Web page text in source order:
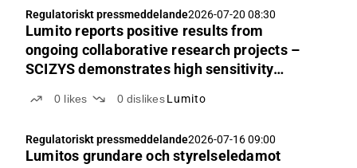
Regulatoriskt pressmeddelande2026-07-20 08:30
Lumito reports positive results from
ongoing collaborative research projects –
SCIZYS demonstrates high sensitivity
0 likes 0 dislikes Lumito
Regulatoriskt pressmeddelande2026-07-16 09:00
Lumitos grundare och styrelseledamot